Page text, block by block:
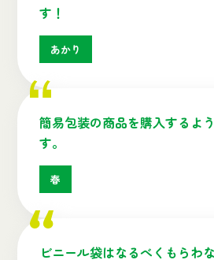
す！
あかり
簡易包装の商品を購入するよ
す。
春
ビニール袋はなるべくもらわ